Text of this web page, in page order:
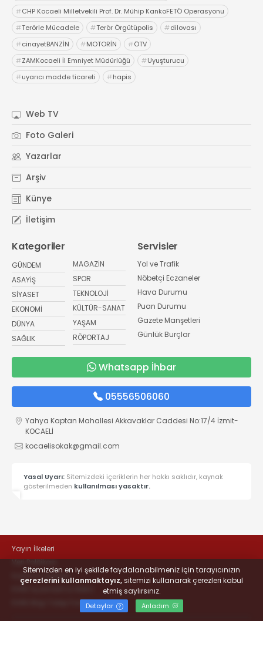
#CHP Kocaeli Milletvekili Prof. Dr. Mühip KankoFETÖ Operasyonu
#Terörle Mücadele #Terör Örgütüpolis #dilovası
#cinayetBANZİN #MOTORİN #ÖTV
#ZAMKocaeli İl Emniyet Müdürlüğü #Uyuşturucu
#uyarıcı madde ticareti #hapis
Web TV
Foto Galeri
Yazarlar
Arşiv
Künye
İletişim
Kategoriler
GÜNDEM
ASAYİŞ
SİYASET
EKONOMİ
DÜNYA
SAĞLIK
MAGAZİN
SPOR
TEKNOLOJİ
KÜLTÜR-SANAT
YAŞAM
RÖPORTAJ
Servisler
Yol ve Trafik
Nöbetçi Eczaneler
Hava Durumu
Puan Durumu
Gazete Manşetleri
Günlük Burçlar
Whatsapp İhbar
05556506060
Yahya Kaptan Mahallesi Akkavaklar Caddesi No:17/4 İzmit-
KOCAELİ
kocaelisokak@gmail.com
Yasal Uyarı: Sitemizdeki içeriklerin her hakkı saklıdır, kaynak
gösterilmeden kullanılması yasaktır.
Yayın İlkeleri
Veri Politikası
Kullanım Şartları
KVKK Bilgi Talep Formu
Sitemizden en iyi şekilde faydalanabilmeniz için tarayıcınızın
çerezlerini kullanmaktayız,sitemizi kullanarak çerezleri kabul
etmiş saylırsınız.
Detaylar Anladım